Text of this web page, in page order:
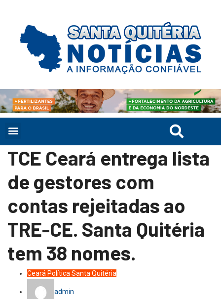
TCE Ceará entrega lista
de gestores com
contas rejeitadas ao
TRE-CE. Santa Quitéria
tem 38 nomes.
Ceará Política Santa Quitéria
admin